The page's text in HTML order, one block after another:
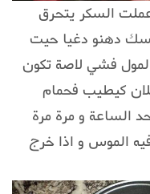
عملت السكر يتحرق
دهنو دغيا حيت
فشي لاصة تكون
كيطيب فحمام
الساعة و مرة مرة
الموس و اذا خرج